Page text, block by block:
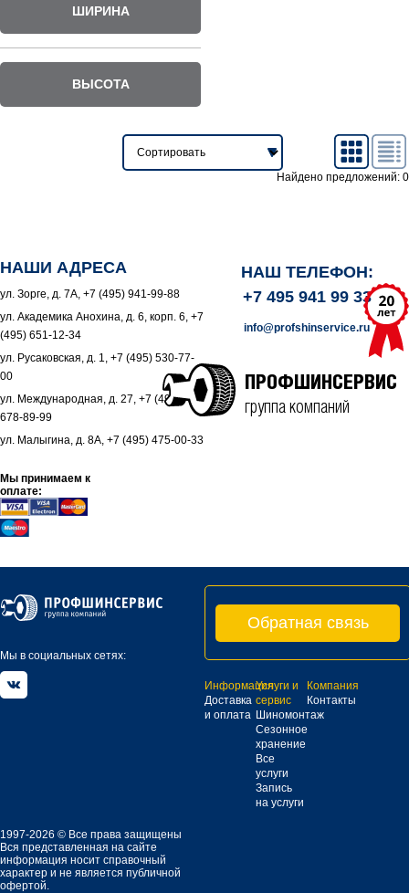
ШИРИНА
ВЫСОТА
Найдено предложений: 0
НАШИ АДРЕСА
ул. Зорге, д. 7А, +7 (495) 941-99-88
ул. Академика Анохина, д. 6, корп. 6, +7
(495) 651-12-34
ул. Русаковская, д. 1, +7 (495) 530-77-
00
ул. Международная, д. 27, +7 (495)
678-89-99
ул. Малыгина, д. 8А, +7 (495) 475-00-33
Мы принимаем к
оплате:
НАШ ТЕЛЕФОН:
+7 495 941 99 33
info@profshinservice.ru
ПРОФШИНСЕРВИС
группа компаний
Мы в социальных сетях:
Обратная связь
Информация
Доставка
и оплата
Услуги и
сервис
Шиномонтаж
Сезонное
хранение
Все
услуги
Запись
на услуги
Компания
Контакты
1997-2026 © Все права защищены
Вся представленная на сайте
информация носит справочный
характер и не является публичной
офертой.